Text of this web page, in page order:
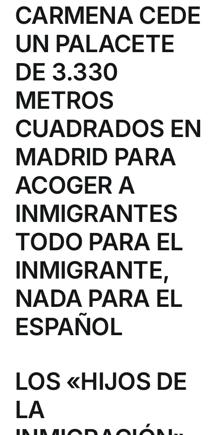
CARMENA CEDE
UN PALACETE
DE 3.330
METROS
CUADRADOS EN
MADRID PARA
ACOGER A
INMIGRANTES
TODO PARA EL
INMIGRANTE,
NADA PARA EL
ESPAÑOL
LOS «HIJOS DE
LA